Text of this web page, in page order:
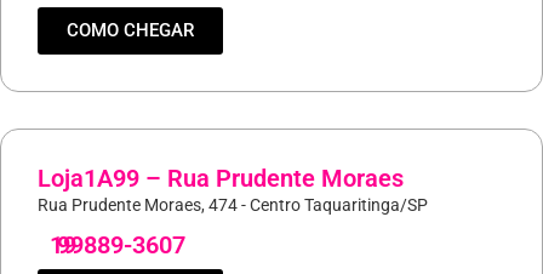
COMO CHEGAR
Loja1A99 – Rua Prudente Moraes
Rua Prudente Moraes, 474 - Centro Taquaritinga/SP
19
99889-3607